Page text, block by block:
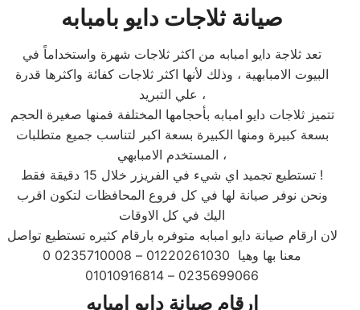
صيانة ثلاجات دايو بامبابه
تعد ثلاجة دايو امبابه من اكثر ثلاجات شهرة واستخداماً في
البيوت الامبابهية ، وذلك لأنها اكثر ثلاجات كفائة واكثرها قدرة
علي التبريد ،
تتميز ثلاجات دايو امبابه بأحجامها المختلفة فمنها صغيرة الحجم
بسعة كبيرة ومنها الكبيرة بسعة اكبر لتناسب جميع متطلبات
المستخدم الامبابهي ،
تستطيع تجميد اي شيء في الفريزر خلال 15 دقيقة فقط !
ونحن نوفر صيانة لها في كل فروع المحافظات لتكون اقرب
اليك في كل الاوقات
لان ارقام صيانة دايو امبابه متوفره بارقام كثيره تستطيع تواصل
معنا بها وهيا 01220261030 – 0235710008 0
0235699066 – 01010916814
ارقام صيانة دايو امبابه